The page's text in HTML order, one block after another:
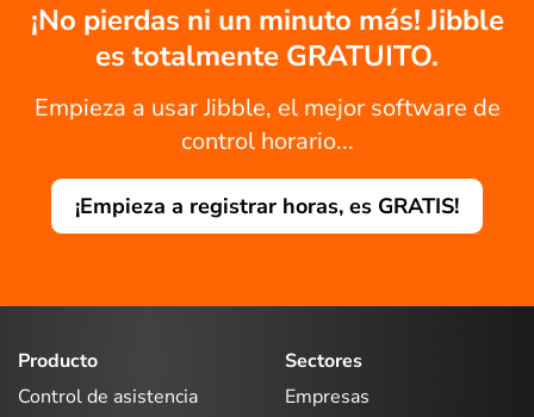
¡No pierdas ni un minuto más! Jibble
es totalmente GRATUITO.
Empieza a usar Jibble, el mejor software de
control horario...
¡Empieza a registrar horas, es GRATIS!
Producto
Control de asistencia
Sectores
Empresas